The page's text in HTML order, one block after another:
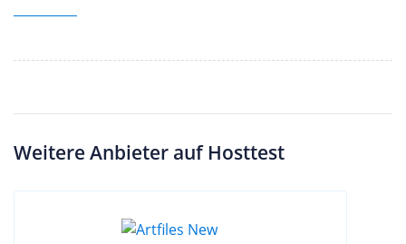
Weitere Anbieter auf Hosttest